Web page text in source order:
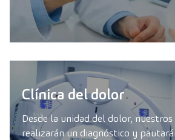
Clínica del dolor
Desde la unidad del dolor,
realizarán un diagnóstico y